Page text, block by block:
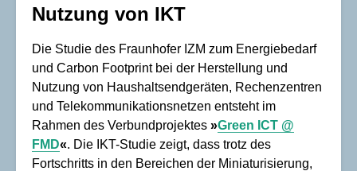
Nutzung von IKT
Die Studie des Fraunhofer IZM zum Energiebedarf
und Carbon Footprint bei der Herstellung und
Nutzung von Haushaltsendgeräten, Rechenzentren
und Telekommunikationsnetzen entsteht im
Rahmen des Verbundprojektes »Green ICT @
FMD«. Die IKT-Studie zeigt, dass trotz des
Fortschritts in den Bereichen der Miniaturisierung,